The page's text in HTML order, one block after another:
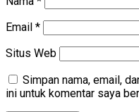
Email *
Situs Web
Simpan nama, email,
ini untuk komentar saya